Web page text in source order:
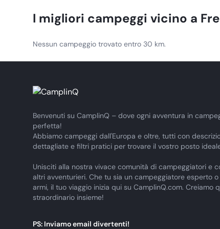
I migliori campeggi vicino a
Nessun campeggio trovato entro 30 km.
Benvenuti su CamplinQ – dove ogni avventura in
perfetta!
Abbiamo campeggi dall'Europa e oltre, tutti con
dettagliate e filtri pratici per trovare il vostro posto
Unisciti alla nostra vivace comunità di campeggiatori e
altri avventurieri. Che tu sia un campeggiatore esperto
armi, il tuo viaggio inizia qui su CamplinQ.com. Creiamo
straordinario insieme!
PS: Inviamo email divertenti!